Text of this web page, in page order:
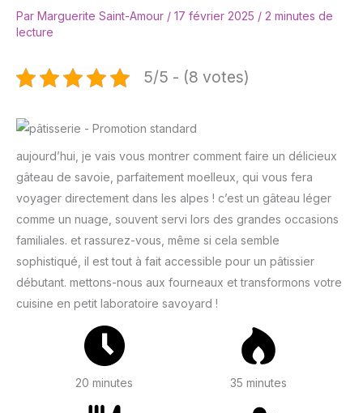
Par Marguerite Saint-Amour / 17 février 2025 / 2 minutes de
lecture
5/5 - (8 votes)
aujourd’hui, je vais vous montrer comment faire un délicieux
gâteau de savoie, parfaitement moelleux, qui vous fera
voyager directement dans les alpes ! c’est un gâteau léger
comme un nuage, souvent servi lors des grandes occasions
familiales. et rassurez-vous, même si cela semble
sophistiqué, il est tout à fait accessible pour un pâtissier
débutant. mettons-nous aux fourneaux et transformons votre
cuisine en petit laboratoire savoyard !
20 minutes 35 minutes